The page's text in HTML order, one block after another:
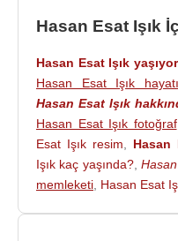
Hasan Esat Işık
Hasan Esat Işık
Hasan Esat Işık hayatı
Hasan Esat Işık
Hasan Esat Işık fotoğraf,
Esat Işık resim
Hasan
Işık kaç yaşında?,
memleketi Hasan Esat